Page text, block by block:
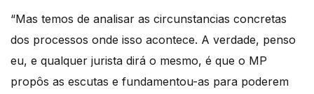
“Mas temos de analisar as circunstancias concretas
dos processos onde isso acontece. A verdade, penso
eu, e qualquer jurista dirá o mesmo, é que o MP
propôs as escutas e fundamentou-as para poderem